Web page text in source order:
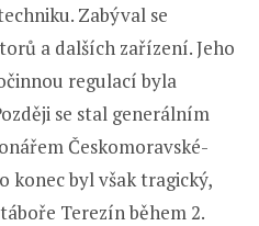
Zabýval se
a dalších zařízení. Jeho
regulací byla
se stal generálním
Českomoravské-
konec byl však tragický,
Terezín během 2.